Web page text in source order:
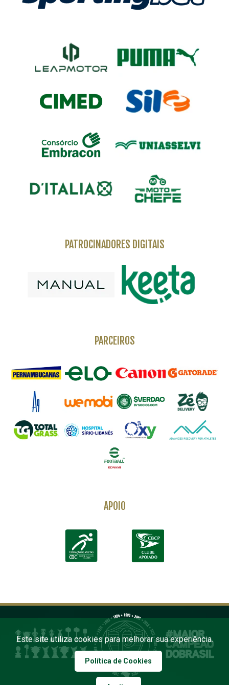
PATROCINADORES DIGITAIS
PARCEIROS
APOIO
Este site utiliza cookies para melhorar sua experiência.
Política de Cookies